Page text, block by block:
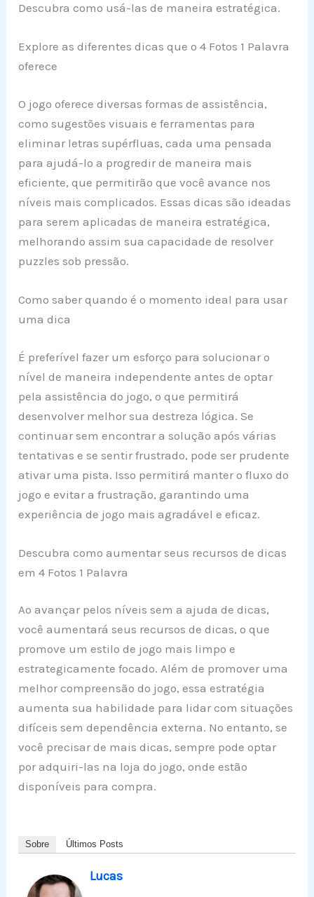
Descubra como usá-las de maneira estratégica.
Explore as diferentes dicas que o 4 Fotos 1 Palavra
oferece
O jogo oferece diversas formas de assistência,
como sugestões visuais e ferramentas para
eliminar letras supérfluas, cada uma pensada
para ajudá-lo a progredir de maneira mais
eficiente, que permitirão que você avance nos
níveis mais complicados. Essas dicas são ideadas
para serem aplicadas de maneira estratégica,
melhorando assim sua capacidade de resolver
puzzles sob pressão.
Como saber quando é o momento ideal para usar
uma dica
É preferível fazer um esforço para solucionar o
nível de maneira independente antes de optar
pela assistência do jogo, o que permitirá
desenvolver melhor sua destreza lógica. Se
continuar sem encontrar a solução após várias
tentativas e se sentir frustrado, pode ser prudente
ativar uma pista. Isso permitirá manter o fluxo do
jogo e evitar a frustração, garantindo uma
experiência de jogo mais agradável e eficaz.
Descubra como aumentar seus recursos de dicas
em 4 Fotos 1 Palavra
Ao avançar pelos níveis sem a ajuda de dicas,
você aumentará seus recursos de dicas, o que
promove um estilo de jogo mais limpo e
estrategicamente focado. Além de promover uma
melhor compreensão do jogo, essa estratégia
aumenta sua habilidade para lidar com situações
difíceis sem dependência externa. No entanto, se
você precisar de mais dicas, sempre pode optar
por adquiri-las na loja do jogo, onde estão
disponíveis para compra.
Sobre Últimos Posts
Lucas